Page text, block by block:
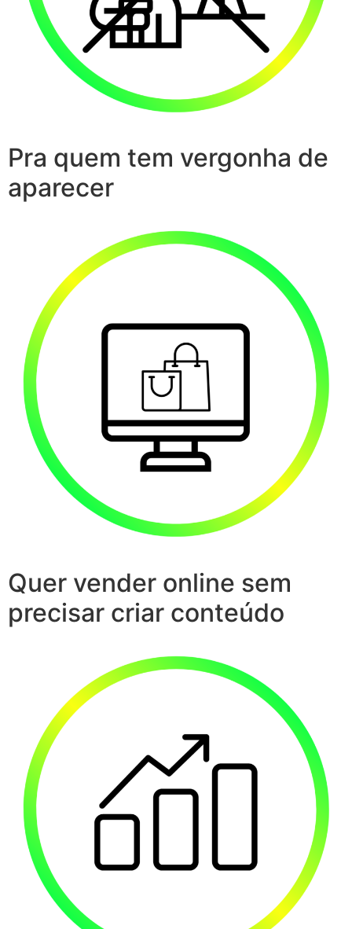
Pra quem tem vergonha de
aparecer
Quer vender online sem
precisar criar conteúdo